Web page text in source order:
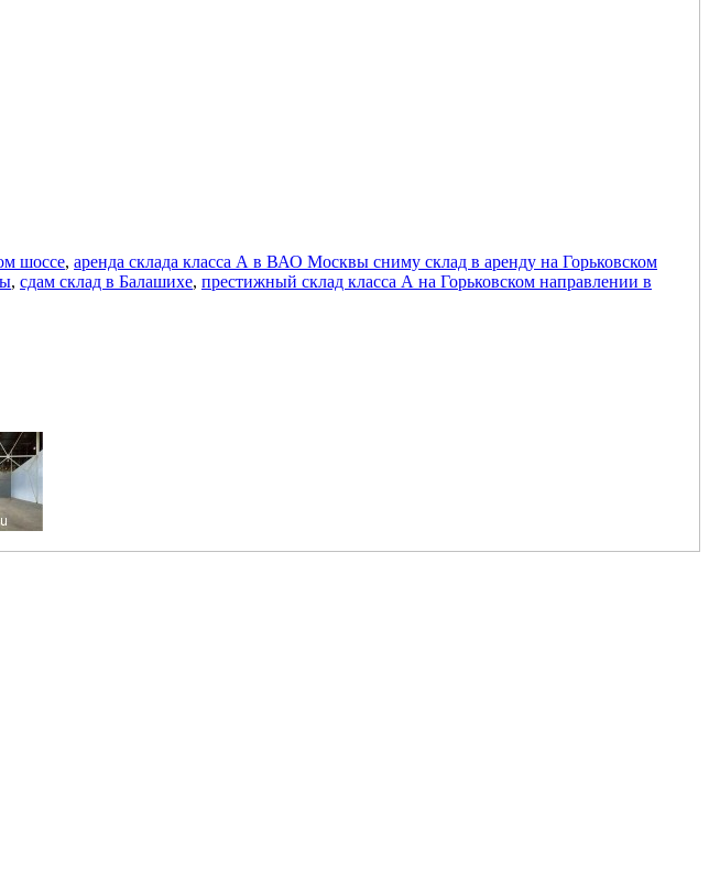
шоссе, аренда склада класса А в ВАО Москвы сниму склад в аренду на Горьковском
, сдам склад в Балашихе, престижный склад класса А на Горьковском направлении в